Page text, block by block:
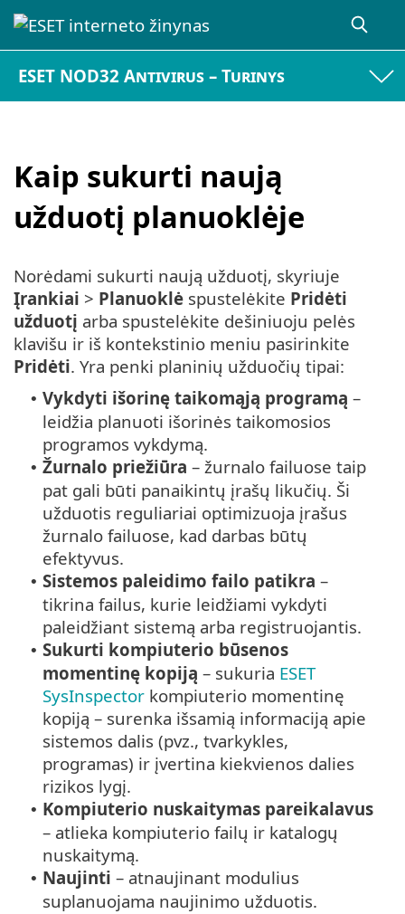
ESET NOD32 Antivirus – Turinys
Kaip sukurti naują
užduotį planuoklėje
Norėdami sukurti naują užduotį, skyriuje
Įrankiai > Planuoklė spustelėkite Pridėti
užduotį arba spustelėkite dešiniuoju pelės
klavišu ir iš kontekstinio meniu pasirinkite
Pridėti. Yra penki planinių užduočių tipai:
• Vykdyti išorinę taikomąją programą –
leidžia planuoti išorinės taikomosios
programos vykdymą.
• Žurnalo priežiūra – žurnalo failuose taip
pat gali būti panaikintų įrašų likučių. Ši
užduotis reguliariai optimizuoja įrašus
žurnalo failuose, kad darbas būtų
efektyvus.
• Sistemos paleidimo failo patikra –
tikrina failus, kurie leidžiami vykdyti
paleidžiant sistemą arba registruojantis.
• Sukurti kompiuterio būsenos
momentinę kopiją – sukuria ESET
SysInspector kompiuterio momentinę
kopiją – surenka išsamią informaciją apie
sistemos dalis (pvz., tvarkykles,
programas) ir įvertina kiekvienos dalies
rizikos lygį.
• Kompiuterio nuskaitymas pareikalavus
– atlieka kompiuterio failų ir katalogų
nuskaitymą.
• Naujinti – atnaujinant modulius
suplanuojama naujinimo užduotis.